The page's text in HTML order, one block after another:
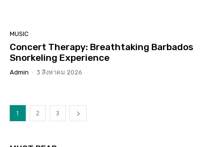
MUSIC
Concert Therapy: Breathtaking Barbados
Snorkeling Experience
Admin - 3 สิงหาคม 2026
1 2 3